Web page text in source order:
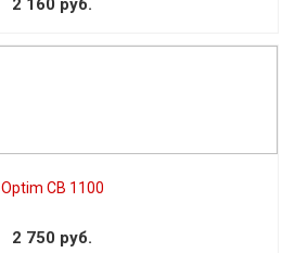
2 160 руб.
Optim CB 1100
2 750 руб.